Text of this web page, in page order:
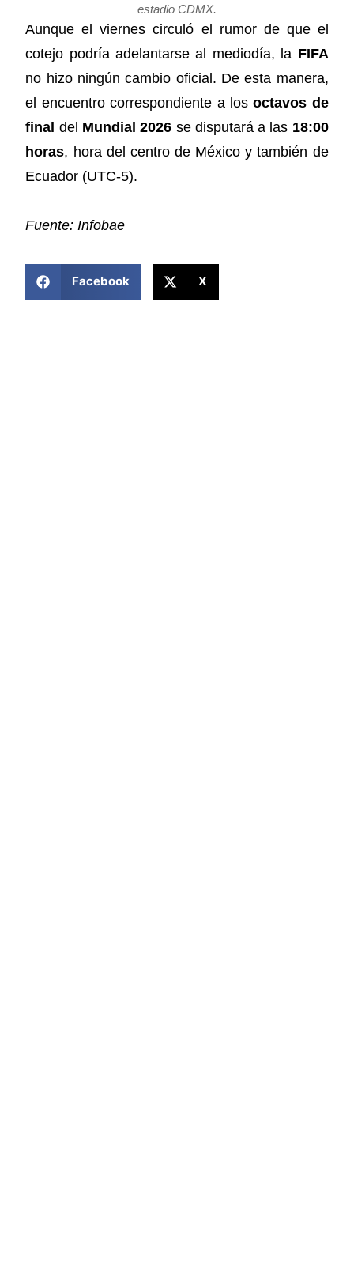
estadio CDMX.
Aunque el viernes circuló el rumor de que el
cotejo podría adelantarse al mediodía, la FIFA
no hizo ningún cambio oficial. De esta manera,
el encuentro correspondiente a losoctavos de
final del Mundial 2026 se disputará a las 18:00
horas, hora del centro de México y también de
Ecuador (UTC-5).
Fuente: Infobae
Facebook X